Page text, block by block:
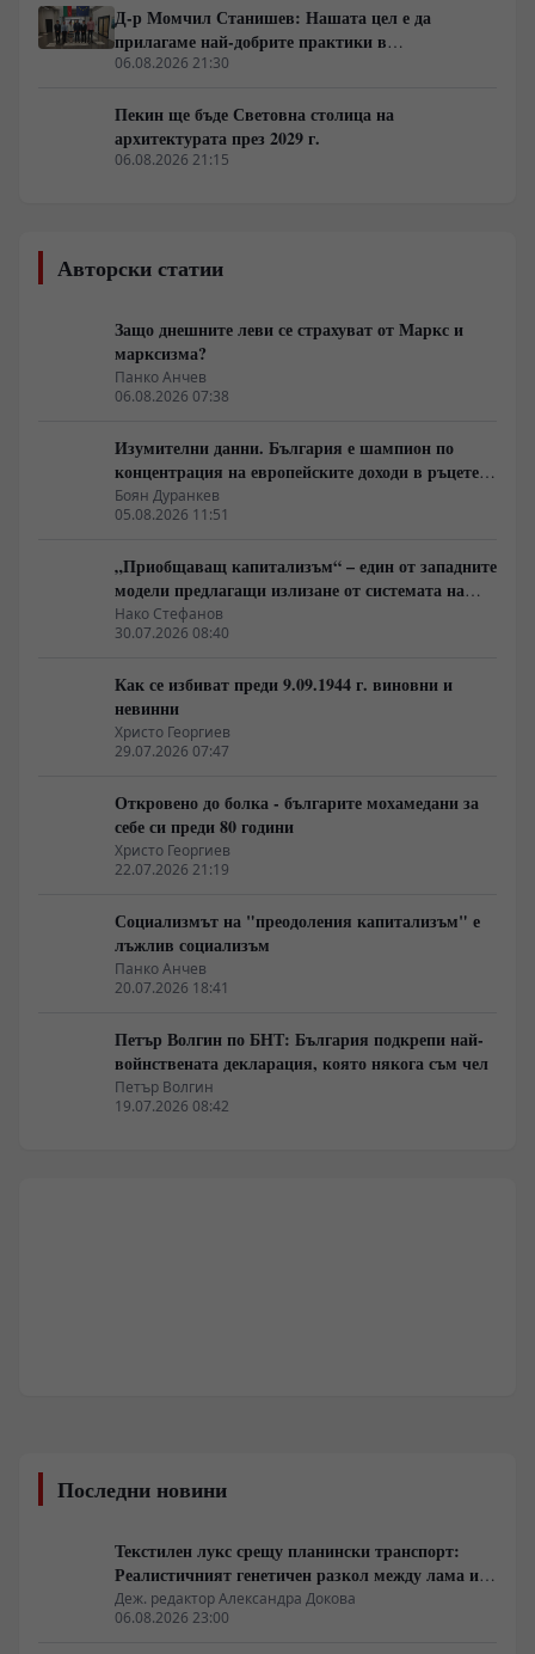
Д-р Момчил Станишев: Нашата цел е да
прилагаме най-добрите практики в
партньорството между Китай и ЦИЕ
06.08.2026 21:30
Пекин ще бъде Световна столица на
архитектурата през 2029 г.
06.08.2026 21:15
Авторски статии
Защо днешните леви се страхуват от Маркс и
марксизма?
Панко Анчев
06.08.2026 07:38
Изумителни данни. България е шампион по
концентрация на европейските доходи в ръцете
на най-богатия 1%, надминава и САЩ
Боян Дуранкев
05.08.2026 11:51
„Приобщаващ капитализъм“ – един от западните
модели предлагащи излизане от системата на
неолиберализма
Нако Стефанов
30.07.2026 08:40
Как се избиват преди 9.09.1944 г. виновни и
невинни
Христо Георгиев
29.07.2026 07:47
Откровено до болка - българите мохамедани за
себе си преди 80 години
Христо Георгиев
22.07.2026 21:19
Социализмът на "преодоления капитализъм" е
лъжлив социализъм
Панко Анчев
20.07.2026 18:41
Петър Волгин по БНТ: България подкрепи най-
войнствената декларация, която някога съм чел
Петър Волгин
19.07.2026 08:42
Последни новини
Текстилен лукс срещу планински транспорт:
Реалистичният генетичен разкол между лама и
алпака
Деж. редактор Александра Докова
06.08.2026 23:00